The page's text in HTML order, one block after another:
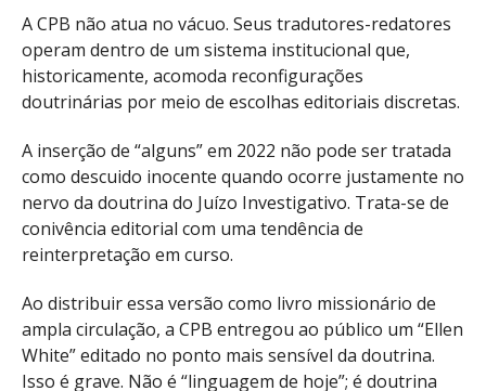
A CPB não atua no vácuo. Seus tradutores-redatores
operam dentro de um sistema institucional que,
historicamente, acomoda reconfigurações
doutrinárias por meio de escolhas editoriais discretas.
A inserção de “alguns” em 2022 não pode ser tratada
como descuido inocente quando ocorre justamente no
nervo da doutrina do Juízo Investigativo. Trata-se de
conivência editorial com uma tendência de
reinterpretação em curso.
Ao distribuir essa versão como livro missionário de
ampla circulação, a CPB entregou ao público um “Ellen
White” editado no ponto mais sensível da doutrina.
Isso é grave. Não é “linguagem de hoje”; é doutrina